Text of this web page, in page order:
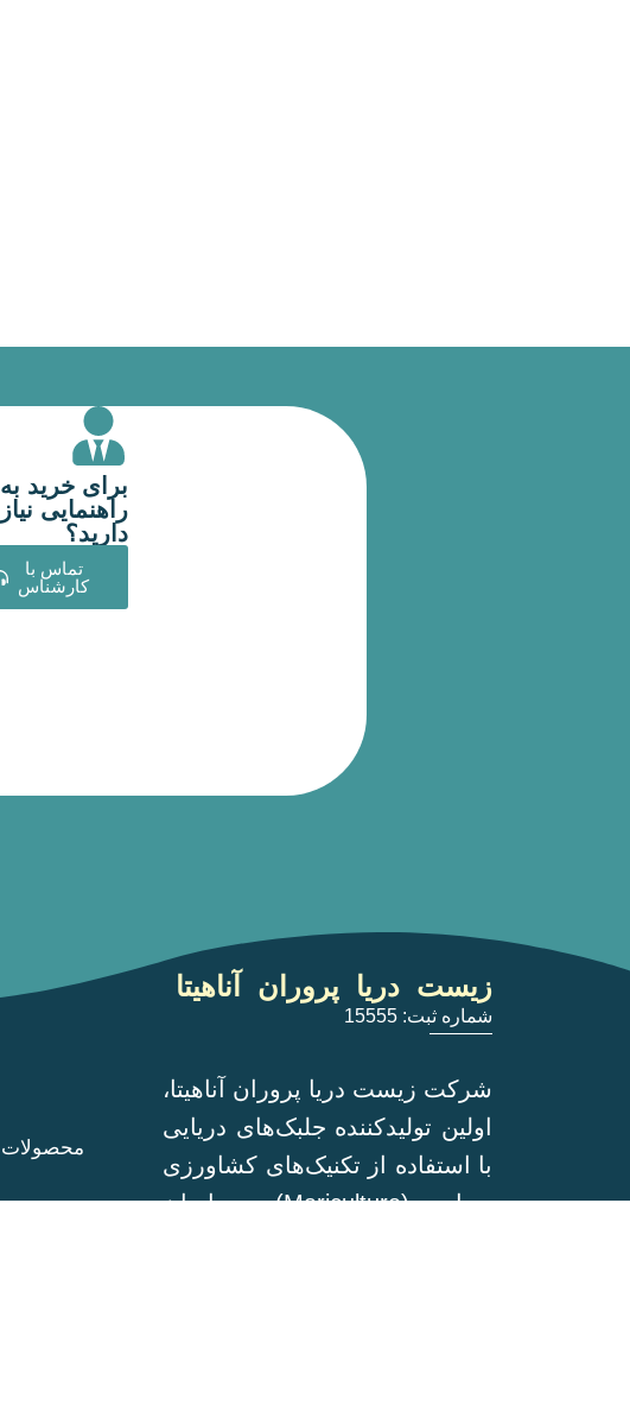
برای خرید به
راهنمایی نیاز
دارید؟
تماس با
کارشناس
زیست دریا پروران آناهیتا
شماره ثبت: 15555
شرکت زیست دریا پروران آناهیتا،
اولین تولیدکننده جلبک‌های دریایی
با استفاده از تکنیک‌های کشاورزی
دریایی (Mariculture) در ایران
محصولات